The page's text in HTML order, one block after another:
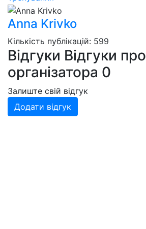
Anna Krivko
Кількість публікацій: 599
Відгуки Відгуки про
організатора 0
Залиште свій відгук
Додати відгук